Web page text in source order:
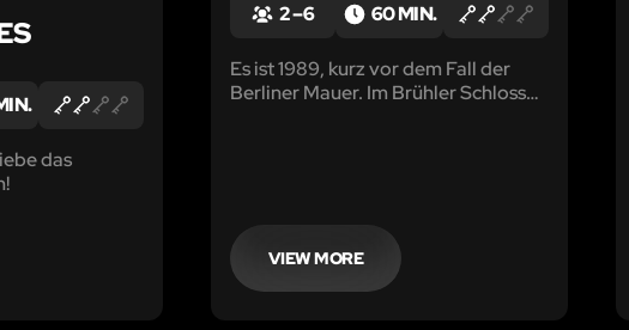
das
2 – 6 60 MIN.
Es ist 1989, kurz vor dem Fall der
Berliner Mauer. Im Brühler Schloss
VIEW MORE